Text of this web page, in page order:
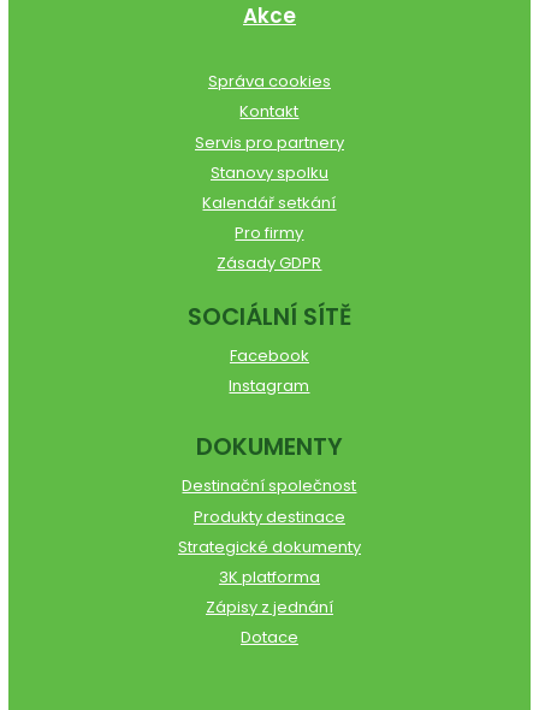
Akce
Správa cookies
Kontakt
Servis pro partnery
Stanovy spolku
Kalendář setkání
Pro firmy
Zásady GDPR
SOCIÁLNÍ SÍTĚ
Facebook
Instagram
DOKUMENTY
Destinační společnost
Produkty destinace
Strategické dokumenty
3K platforma
Zápisy z jednání
Dotace